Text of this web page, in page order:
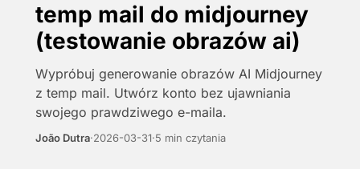
temp mail do midjourney
(testowanie obrazów ai)
Wypróbuj generowanie obrazów AI Midjourney
z temp mail. Utwórz konto bez ujawniania
swojego prawdziwego e-maila.
João Dutra·2026-03-31·5 min czytania